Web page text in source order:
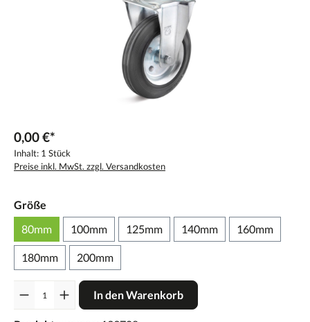
0,00 €*
Inhalt: 1 Stück
Preise inkl. MwSt. zzgl. Versandkosten
Größe
80mm
100mm 125mm 140mm 160mm
180mm 200mm
In den Warenkorb